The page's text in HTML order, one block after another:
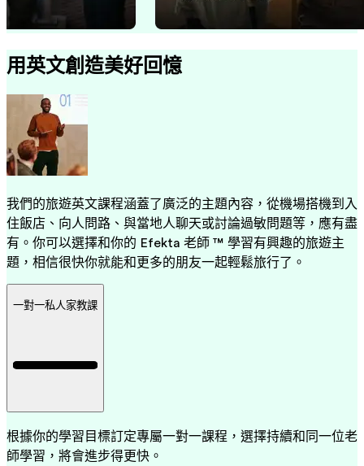
用英文創造美好回憶
我們的旅遊英文課程涵蓋了廣泛的主題內容，從機場搭機到入
住飯店、向人問路、與當地人聊天或討論過敏問題等，應有盡
有。你可以選擇和你的 Efekta 老師 ™ 學習有興趣的旅遊主
題，相信很快你就能和更多的朋友一起輕鬆旅行了。
一對一私人家教課
根據你的學習目標訂定專屬一對一課程，選擇持續和同一位老
師學習，將會進步得更快。